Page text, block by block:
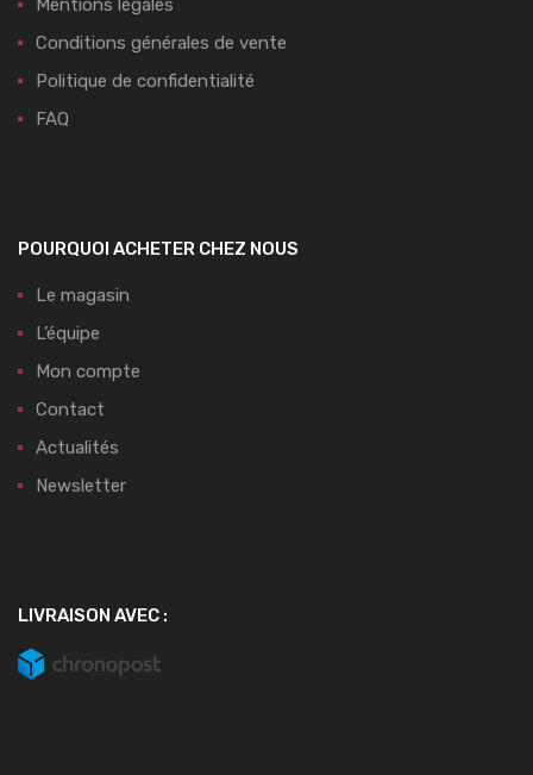
Mentions légales
Conditions générales de vente
Politique de confidentialité
FAQ
POURQUOI ACHETER CHEZ NOUS
Le magasin
L’équipe
Mon compte
Contact
Actualités
Newsletter
LIVRAISON AVEC :